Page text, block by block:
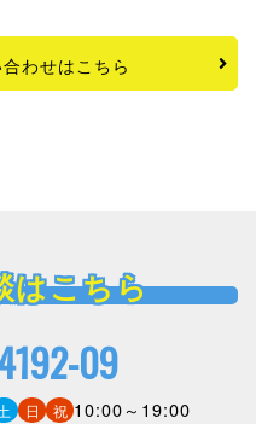
わせはこちら
はこちら
09
日 祝 10:00～19:00